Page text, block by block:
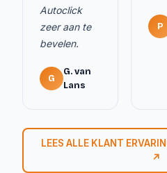
Autoclick
zeer aan te
bevelen.
G
G. van
Lans
P
LEES ALLE KLANT
↗